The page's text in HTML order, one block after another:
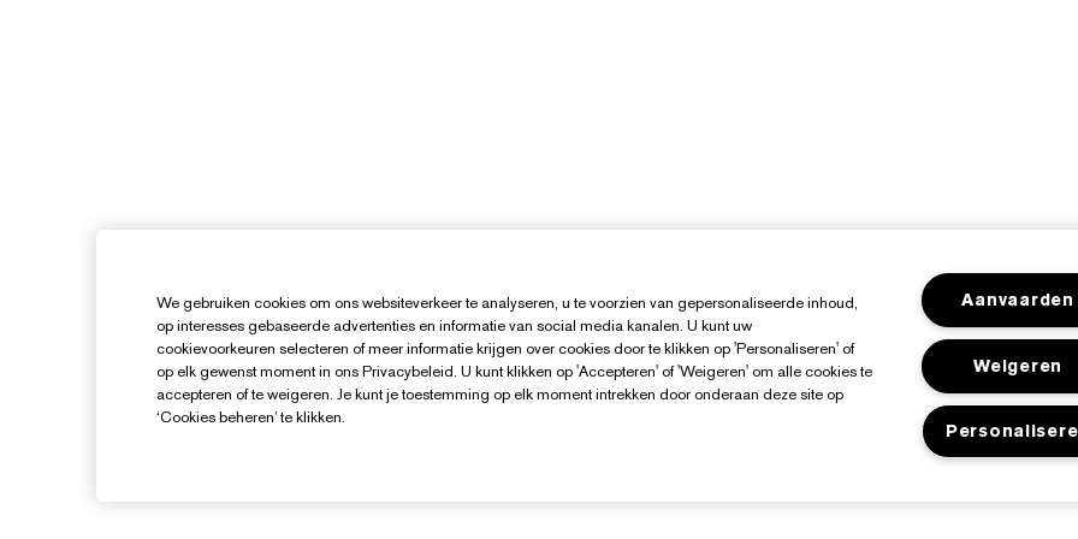
We gebruiken cookies om ons websiteverkeer te analyseren, u te voorzien van gepersonaliseerde inhoud,
op interesses gebaseerde advertenties en informatie van social media kanalen. U kunt uw
cookievoorkeuren selecteren of meer informatie krijgen over cookies door te klikken op 'Personaliseren' of
op elk gewenst moment in ons Privacybeleid. U kunt klikken op 'Accepteren' of 'Weigeren' om alle cookies te
accepteren of te weigeren. Je kunt je toestemming op elk moment intrekken door onderaan deze site op
‘Cookies beheren’ te klikken.
Aanvaarden
Weigeren